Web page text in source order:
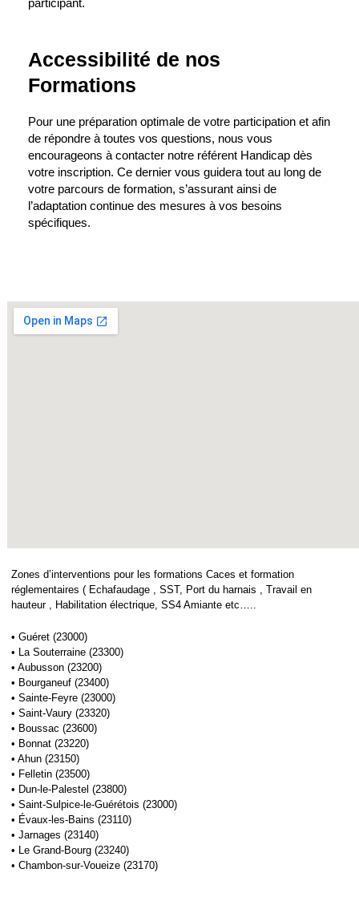
participant.
Accessibilité de nos
Formations
Pour une préparation optimale de votre participation et afin
de répondre à toutes vos questions, nous vous
encourageons à contacter notre référent Handicap dès
votre inscription. Ce dernier vous guidera tout au long de
votre parcours de formation, s’assurant ainsi de
l’adaptation continue des mesures à vos besoins
spécifiques.
Zones d’interventions pour les formations Caces et formation
réglementaires ( Echafaudage , SST, Port du harnais , Travail en
hauteur , Habilitation électrique, SS4 Amiante etc…..
• Guéret (23000)
• La Souterraine (23300)
• Aubusson (23200)
• Bourganeuf (23400)
• Sainte-Feyre (23000)
• Saint-Vaury (23320)
• Boussac (23600)
• Bonnat (23220)
• Ahun (23150)
• Felletin (23500)
• Dun-le-Palestel (23800)
• Saint-Sulpice-le-Guérétois (23000)
• Évaux-les-Bains (23110)
• Jarnages (23140)
• Le Grand-Bourg (23240)
• Chambon-sur-Voueize (23170)